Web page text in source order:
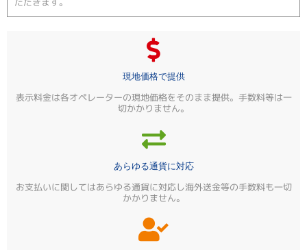
現地価格で提供
表示料金は各オペレーターの現地価格をそのまま提供。手数料等は一
切かかりません。
あらゆる通貨に対応
お支払いに関してはあらゆる通貨に対応し海外送金等の手数料も一切
かかりません。